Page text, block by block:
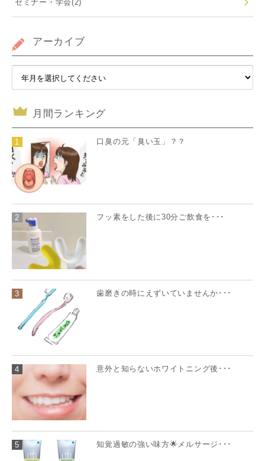
セミナー・学会(2)
アーカイブ
月間ランキング
1 口臭の元「臭い玉」？？
2 フッ素をした後に30分ご飲食を･･･
3 歯磨きの時にえずいていませんか･･･
4 意外と知らないホワイトニング後･･･
5 知覚過敏の強い味方🌟メルサージ･･･